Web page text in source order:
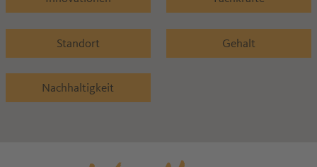
Standort Gehalt
Nachhaltigkeit